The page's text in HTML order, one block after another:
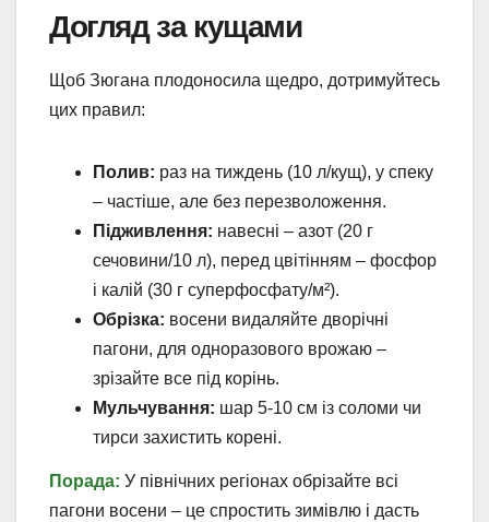
Догляд за кущами
Щоб Зюгана плодоносила щедро, дотримуйтесь
цих правил:
Полив: раз на тиждень (10 л/кущ), у спеку
– частіше, але без перезволоження.
Підживлення: навесні – азот (20 г
сечовини/10 л), перед цвітінням – фосфор
і калій (30 г суперфосфату/м²).
Обрізка: восени видаляйте дворічні
пагони, для одноразового врожаю –
зрізайте все під корінь.
Мульчування: шар 5-10 см із соломи чи
тирси захистить корені.
Порада: У північних регіонах обрізайте всі
пагони восени – це спростить зимівлю і дасть